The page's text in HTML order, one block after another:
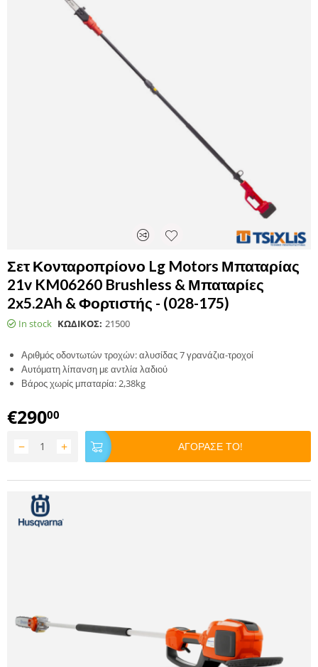
Σετ Κονταροπρίονο Lg Motors Μπαταρίας
21v KM06260 Brushless & Μπαταρίες
2x5.2Ah & Φορτιστής - (028-175)
In stock ΚΩΔΙΚΟΣ: 21500
Αριθμός οδοντωτών τροχών: αλυσίδας 7 γρανάζια-τροχοί
Αυτόματη λίπανση με αντλία λαδιού
Βάρος χωρίς μπαταρία: 2,38kg
€29000
+
− ΑΓΟΡΑΣΕ ΤΟ!